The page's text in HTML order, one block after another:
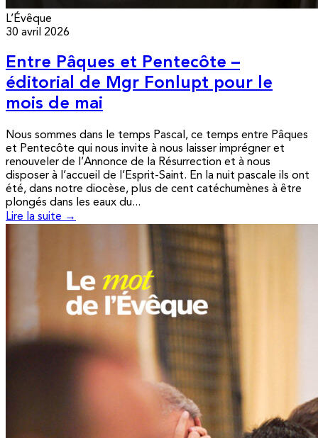
L’Évêque
30 avril 2026
Entre Pâques et Pentecôte –
éditorial de Mgr Fonlupt pour le
mois de mai
Nous sommes dans le temps Pascal, ce temps entre Pâques
et Pentecôte qui nous invite à nous laisser imprégner et
renouveler de l’Annonce de la Résurrection et à nous
disposer à l’accueil de l’Esprit-Saint. En la nuit pascale ils ont
été, dans notre diocèse, plus de cent catéchumènes à être
plongés dans les eaux du...
Lire la suite →